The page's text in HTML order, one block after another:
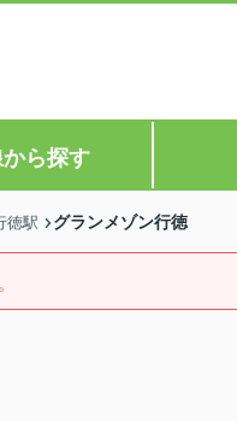
ら探す
徳駅 グランメゾン行徳